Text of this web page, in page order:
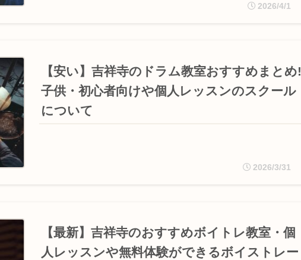
2026/4/1
【安い】吉祥寺のドラム教室おすすめまとめ!
子供・初心者向けや個人レッスンのスクール
について
2026/3/31
【最新】吉祥寺のおすすめボイトレ教室・個
人レッスンや無料体験ができるボイストレー